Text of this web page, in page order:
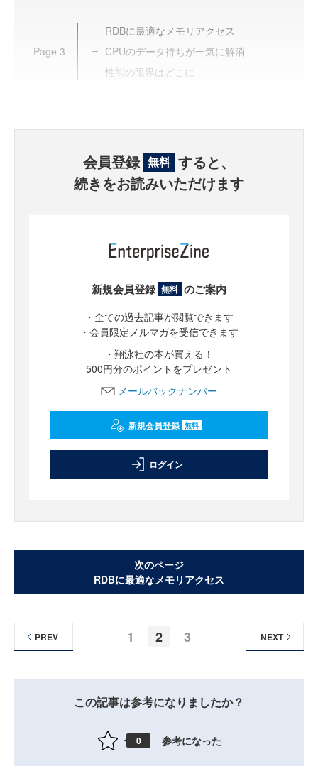
Page 3
RDBに最適なメモリアクセス
CPUのデータ待ちが一気に解消
性能の限界はどこに
会員登録 無料 すると、
続きをお読みいただけます
新規会員登録 無料 のご案内
・全ての過去記事が閲覧できます
・会員限定メルマガを受信できます
・翔泳社の本が買える！
500円分のポイントをプレゼント
メールバックナンバー
新規会員登録 無料
ログイン
次のページ
RDBに最適なメモリアクセス
1 2 3
PREV NEXT
この記事は参考になりましたか？
0 参考になった